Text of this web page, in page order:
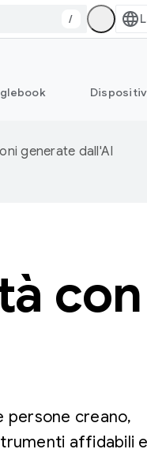
/
generate dall'AI
con
persone creano,
affidabili e